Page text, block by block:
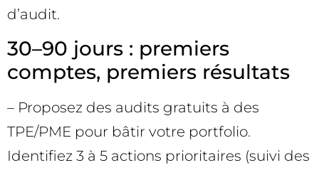
d’audit.
30–90 jours : premiers
comptes, premiers résultats
– Proposez des audits gratuits à des
TPE/PME pour bâtir votre portfolio.
Identifiez 3 à 5 actions prioritaires (suivi des